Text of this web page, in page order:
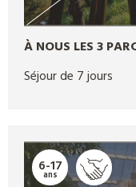
À NOUS LES 3
Séjour de 7 jours
6-17
ans